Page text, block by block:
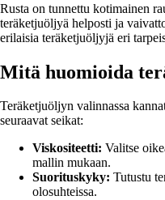
Rusta on tunnettu kotimainen
teräketjuöljyä helposti ja
erilaisia teräketjuöljyjä eri
Mitä huomioida
Teräketjuöljyn valinnassa
seuraavat seikat:
Viskositeetti: Valitse
mallin mukaan.
Suorituskyky: Tutustu
olosuhteissa.